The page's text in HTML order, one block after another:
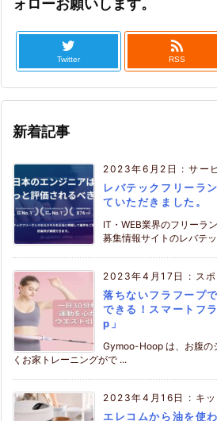
ォローお願いします。
Twitter

RSS
新着記事
2023年6月2日 :サー
レバテックフリーラ
ていただきました。
IT・WEB業界のフリーラ
募集情報サイトのレバテ
2023年4月17日 : ス
落ちないフラフープ
できる！スマートフ
p」
Gymoo-Hoop は、お腹の
くお家トレーニングがで ...
2023年4月16日 : キ
エレコムから油を使